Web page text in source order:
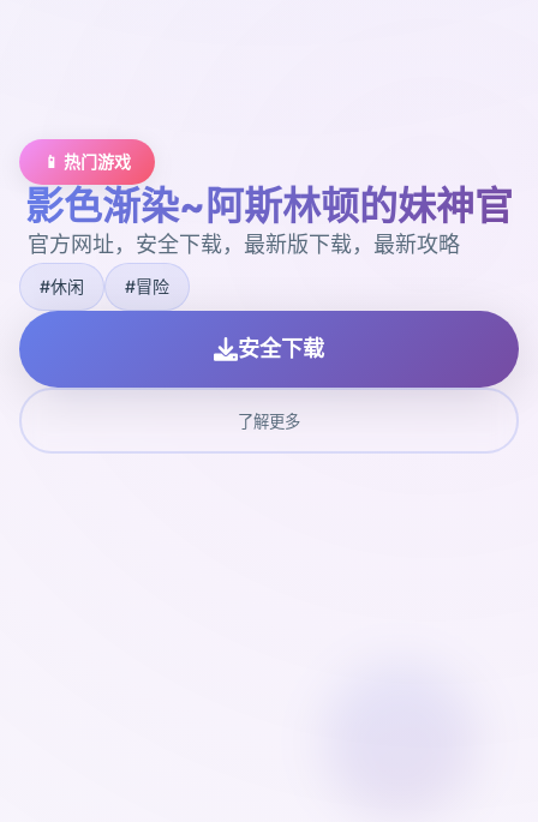
📱 热门游戏
影色渐染~阿斯林顿的妹神官
官方网址，安全下载，最新版下载，最新攻略
#休闲 #冒险
安全下载
了解更多